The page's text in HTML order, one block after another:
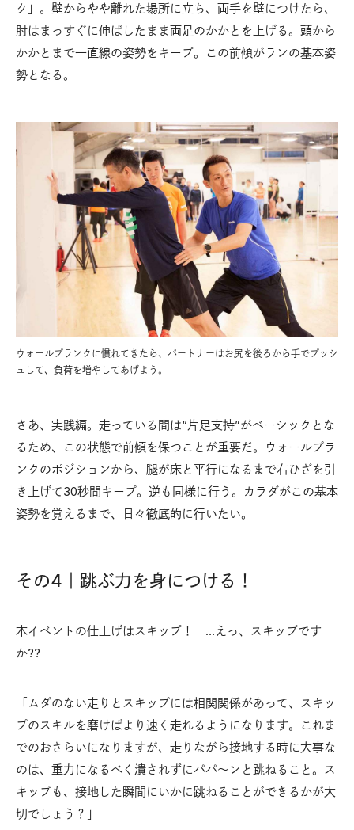
ク」。壁からやや離れた場所に立ち、両手を壁につけたら、
肘はまっすぐに伸ばしたまま両足のかかとを上げる。頭から
かかとまで一直線の姿勢をキープ。この前傾がランの基本姿
勢となる。
ウォールプランクに慣れてきたら、パートナーはお尻を後ろから手でプッシ
ュして、負荷を増やしてあげよう。
さあ、実践編。走っている間は“片足支持”がベーシックとな
るため、この状態で前傾を保つことが重要だ。ウォールプラ
ンクのポジションから、腿が床と平行になるまで右ひざを引
き上げて30秒間キープ。逆も同様に行う。カラダがこの基本
姿勢を覚えるまで、日々徹底的に行いたい。
その4｜跳ぶ力を身につける！
本イベントの仕上げはスキップ！ …えっ、スキップです
か??
「ムダのない走りとスキップには相関関係があって、スキッ
プのスキルを磨けばより速く走れるようになります。これま
でのおさらいになりますが、走りながら接地する時に大事な
のは、重力になるべく潰されずにパパ〜ンと跳ねること。ス
キップも、接地した瞬間にいかに跳ねることができるかが大
切でしょう？」